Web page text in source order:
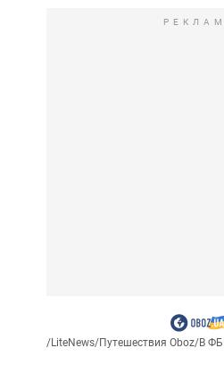
/LiteNews/Путешествия Oboz/В